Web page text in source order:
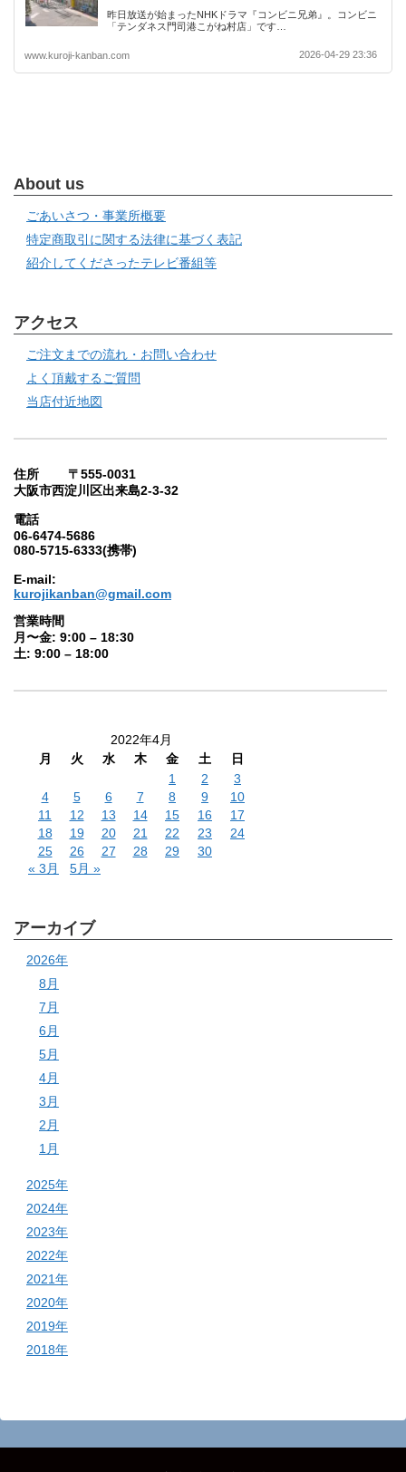
昨日放送が始まったNHKドラマ『コンビニ兄弟』。コンビニ
「テンダネス門司港こがね村店」です…
www.kuroji-kanban.com 2026-04-29 23:36
About us
ごあいさつ・事業所概要
特定商取引に関する法律に基づく表記
紹介してくださったテレビ番組等
アクセス
ご注文までの流れ・お問い合わせ
よく頂戴するご質問
当店付近地図
住所 〒555-0031
大阪市西淀川区出来島2-3-32
電話
06-6474-5686
080-5715-6333(携帯)
E-mail:
kurojikanban@gmail.com
営業時間
月〜金: 9:00 – 18:30
土: 9:00 – 18:00
2022年4月
月
火 水 木 金 土
日
1
2
3
4
5 6 7 8 9
10
11
12 13 14 15 16
17
18
19 20 21 22 23
24
25
26 27 28 29
30
« 3月
5月 »
アーカイブ
2026年
8月
7月
6月
5月
4月
3月
2月
1月
2025年
2024年
2023年
2022年
2021年
2020年
2019年
2018年